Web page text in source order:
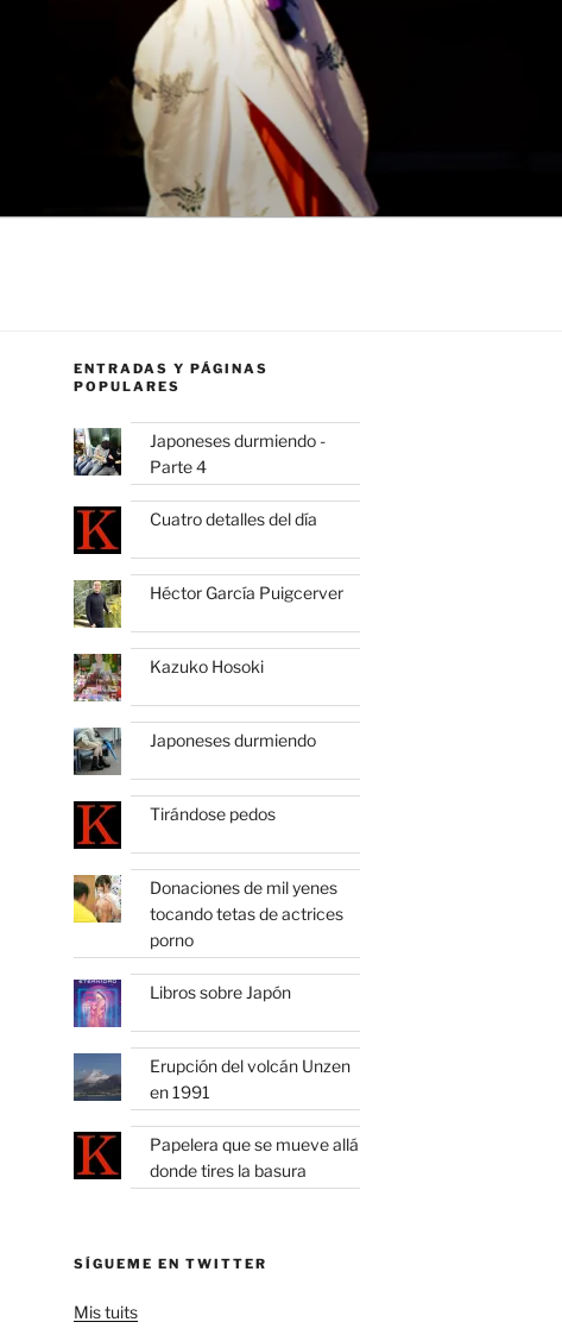
ENTRADAS Y PÁGINAS
POPULARES
Japoneses durmiendo -
Parte 4
Cuatro detalles del día
Héctor García Puigcerver
Kazuko Hosoki
Japoneses durmiendo
Tirándose pedos
Donaciones de mil yenes
tocando tetas de actrices
porno
Libros sobre Japón
Erupción del volcán Unzen
en 1991
Papelera que se mueve allá
donde tires la basura
SÍGUEME EN TWITTER
Mis tuits